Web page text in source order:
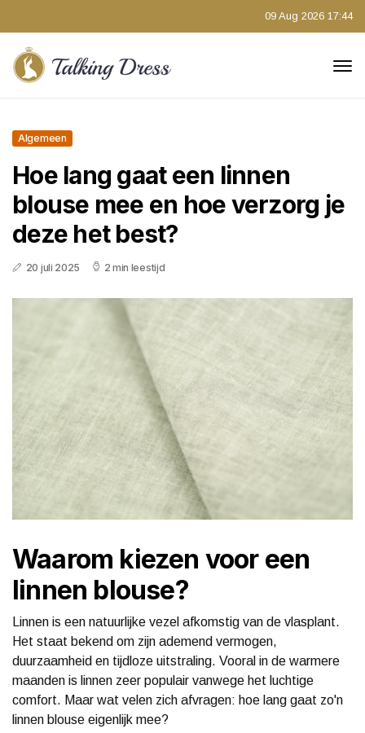
09 Aug 2026 17:44
Algemeen
Hoe lang gaat een linnen
blouse mee en hoe verzorg je
deze het best?
20 juli 2025 2 min leestijd
Waarom kiezen voor een
linnen blouse?
Linnen is een natuurlijke vezel afkomstig van de vlasplant.
Het staat bekend om zijn ademend vermogen,
duurzaamheid en tijdloze uitstraling. Vooral in de warmere
maanden is linnen zeer populair vanwege het luchtige
comfort. Maar wat velen zich afvragen: hoe lang gaat zo'n
linnen blouse eigenlijk mee?